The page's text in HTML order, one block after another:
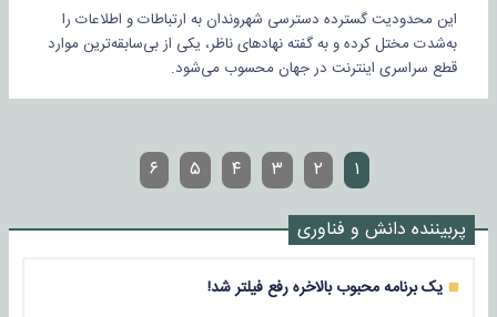
این محدودیت گسترده دسترسی شهروندان به ارتباطات و اطلاعات را
به‌شدت مختل کرده و به گفته نهادهای ناظر، یکی از بی‌سابقه‌ترین موارد
قطع سراسری اینترنت در جهان محسوب می‌شود.
۱ ۲ ۳ ۴ ۵
۶
پربیننده دانش و فناوری
یک برنامه محبوب بالاخره رفع فیلتر شد!